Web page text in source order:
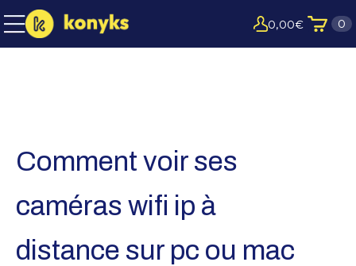
0,00€ 0
Comment voir ses
caméras wifi ip à
distance sur pc ou mac